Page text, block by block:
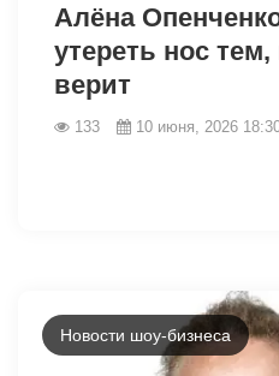
Алёна
утереть нос тем,
верит
133 10 июня, 2026
Новости шоу-бизнеса